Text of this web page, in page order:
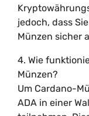
jedoch, dass
Münzen sicher
4. Wie
Münzen?
Um Cardano-
ADA in einer